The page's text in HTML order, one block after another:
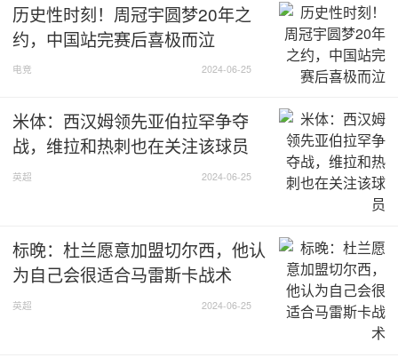
历史性时刻！周冠宇圆梦20年之
约，中国站完赛后喜极而泣
电竞 2024-06-25
米体：西汉姆领先亚伯拉罕争夺
战，维拉和热刺也在关注该球员
英超 2024-06-25
标晚：杜兰愿意加盟切尔西，他认
为自己会很适合马雷斯卡战术
英超 2024-06-25